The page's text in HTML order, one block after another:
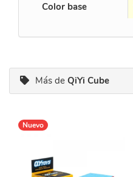
Color base
Más de QiYi Cube
Nuevo